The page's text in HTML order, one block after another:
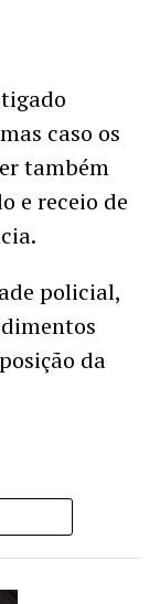
caso os
também
e receio de
policial,
da